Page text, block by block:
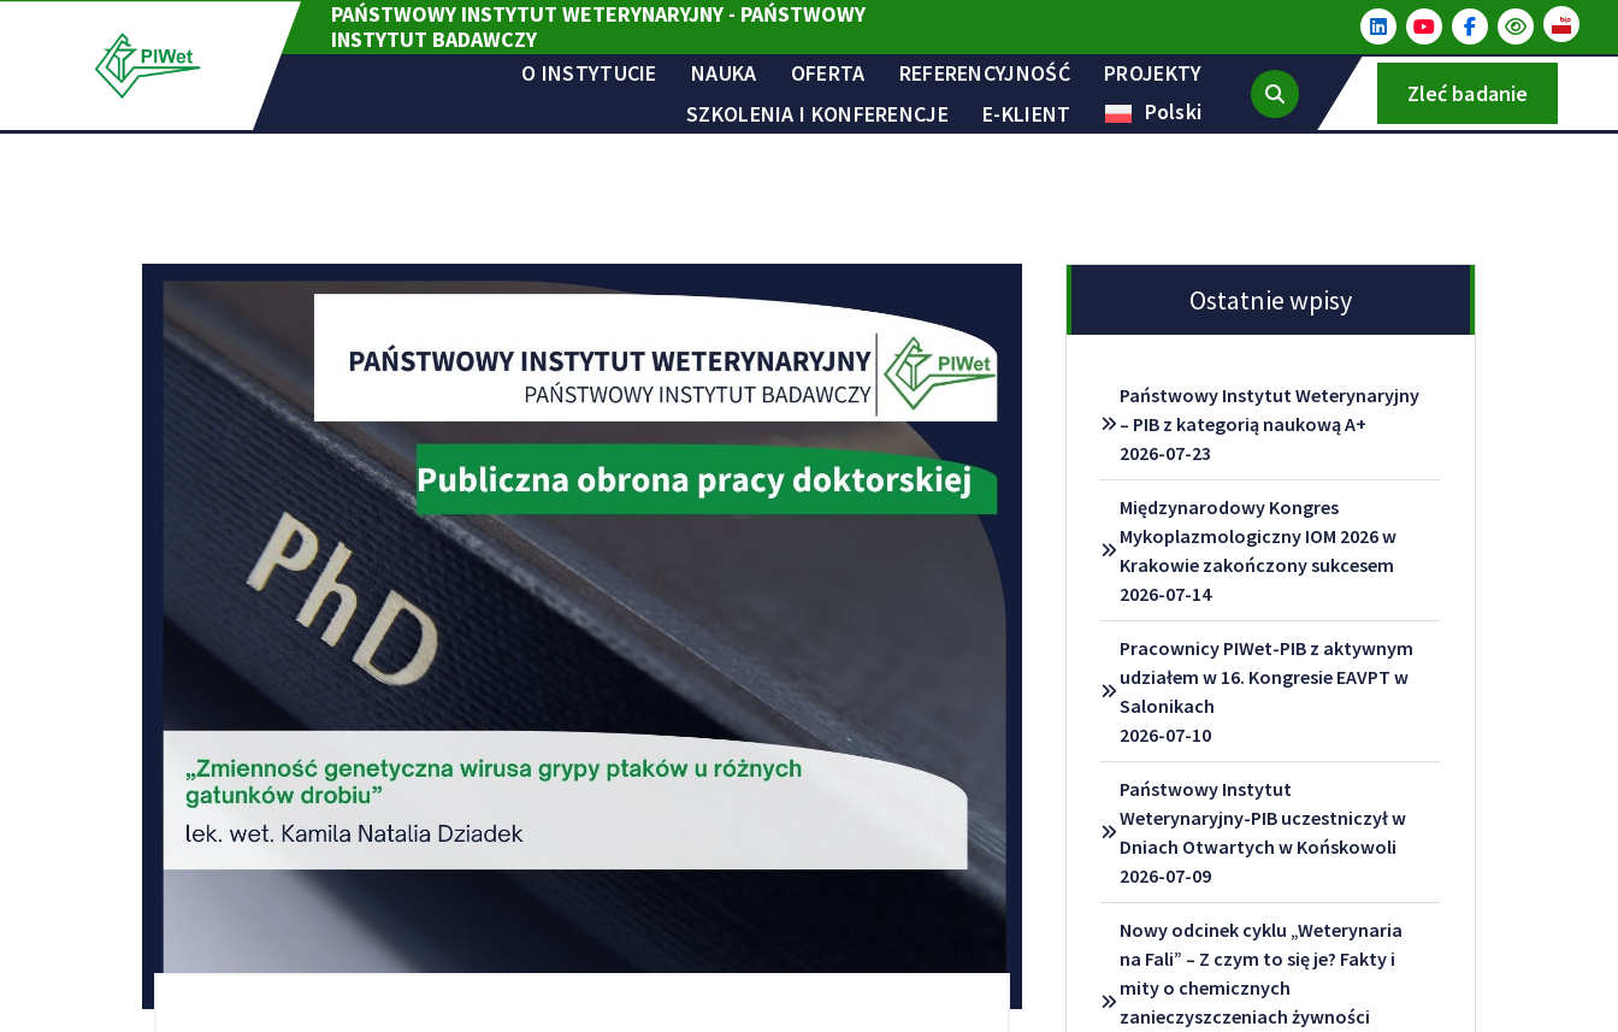
PAŃSTWOWY INSTYTUT WETERYNARYJNY - PAŃSTWOWY
INSTYTUT BADAWCZY
O INSTYTUCIE
NAUKA OFERTA REFERENCYJNOŚĆ
PROJEKTY
SZKOLENIA I KONFERENCJE
E-KLIENT Polski
Zleć badanie
Ostatnie wpisy
Państwowy Instytut Weterynaryjny
– PIB z kategorią naukową A+
2026-07-23
Międzynarodowy Kongres
Mykoplazmologiczny IOM 2026 w
Krakowie zakończony sukcesem
2026-07-14
Pracownicy PIWet-PIB z aktywnym
udziałem w 16. Kongresie EAVPT w
Salonikach
2026-07-10
Państwowy Instytut
Weterynaryjny-PIB uczestniczył w
Dniach Otwartych w Końskowoli
2026-07-09
Nowy odcinek cyklu „Weterynaria
na Fali” – Z czym to się je? Fakty i
mity o chemicznych
zanieczyszczeniach żywności